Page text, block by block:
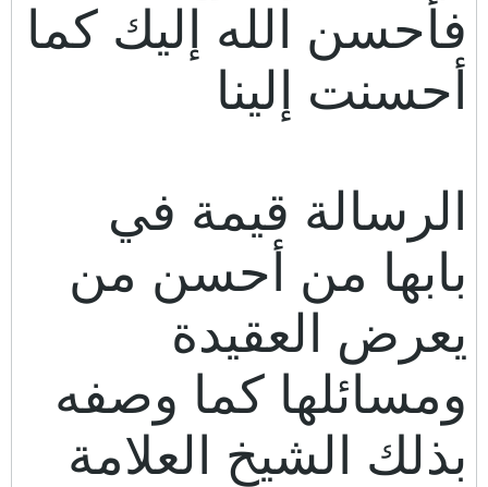
فأحسن الله إليك كما
أحسنت إلينا
الرسالة قيمة في
بابها من أحسن من
يعرض العقيدة
ومسائلها كما وصفه
بذلك الشيخ العلامة